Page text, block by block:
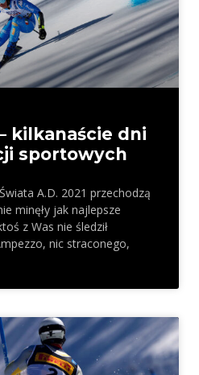
kilkanaście dni
sportowych
A.D. 2021 przechodzą
minęły jak najlepsze
z Was nie śledził
nic straconego,